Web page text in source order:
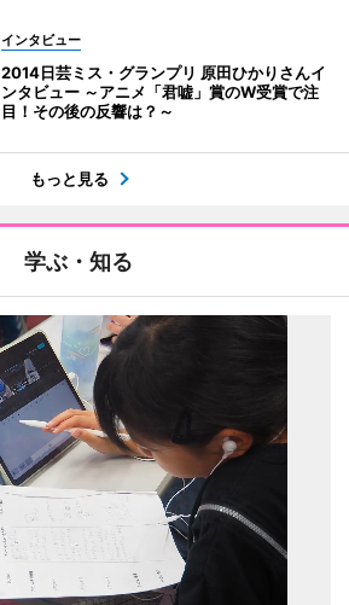
インタビュー
2014日芸ミス・グランプリ 原田ひかりさんイ
ンタビュー ～アニメ「君嘘」賞のW受賞で注
目！その後の反響は？～
もっと見る
学ぶ・知る